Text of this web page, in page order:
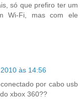
só que prefiro ter um
Wi-Fi, mas com ele
às 14:56
por cabo usb
xbox 360??